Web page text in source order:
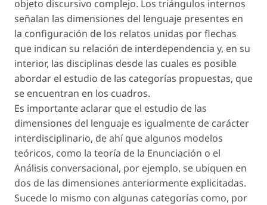
objeto discursivo complejo. Los triángulos internos
señalan las dimensiones del lenguaje presentes en
la configuración de los relatos unidas por flechas
que indican su relación de interdependencia y, en su
interior, las disciplinas desde las cuales es posible
abordar el estudio de las categorías propuestas, que
se encuentran en los cuadros.
Es importante aclarar que el estudio de las
dimensiones del lenguaje es igualmente de carácter
interdisciplinario, de ahí que algunos modelos
teóricos, como la teoría de la Enunciación o el
Análisis conversacional, por ejemplo, se ubiquen en
dos de las dimensiones anteriormente explicitadas.
Sucede lo mismo con algunas categorías como, por